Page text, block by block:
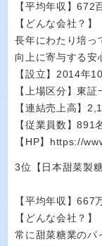
【平均年収】672
【どんな会社？】
長年にわたり培っ
向上に寄与する安
【設立】2014年
【上場区分】東証
【連結売上高】
【従業員数】
【HP】https://
3位【日本甜菜製糖
【平均年収】667
【どんな会社？】
常に甜菜糖業のパ